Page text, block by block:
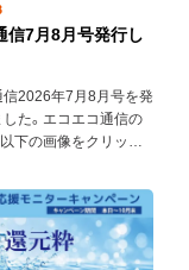
7月8月号発行し
信2026年7月8月号を発
た。エコエコ通信の
下の画像をクリック
容の詳細をご覧いた